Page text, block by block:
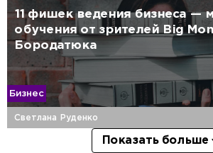
11 фишек ведения бизнеса —
обучения от зрителей Big
Бородатюка
Бизнес
Светлана Руденко
Показать больше